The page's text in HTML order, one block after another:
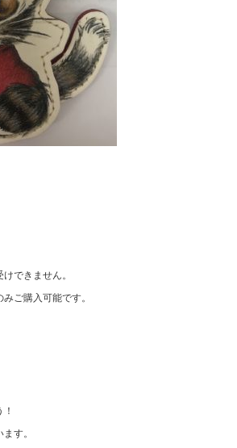
できません。
ご購入可能です。
す。